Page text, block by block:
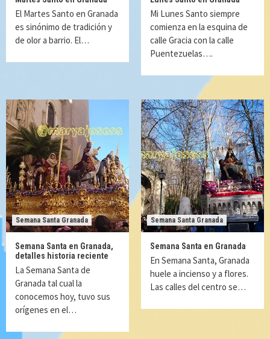
El Martes Santo en Granada
es sinónimo de tradición y
de olor a barrio. El…
Mi Lunes Santo siempre
comienza en la esquina de
calle Gracia con la calle
Puentezuelas….
Semana Santa Granada
Semana Santa en Granada,
detalles historia reciente
La Semana Santa de
Granada tal cual la
conocemos hoy, tuvo sus
orígenes en el…
Semana Santa Granada
Semana Santa en Granada
En Semana Santa, Granada
huele a incienso y a flores.
Las calles del centro se…